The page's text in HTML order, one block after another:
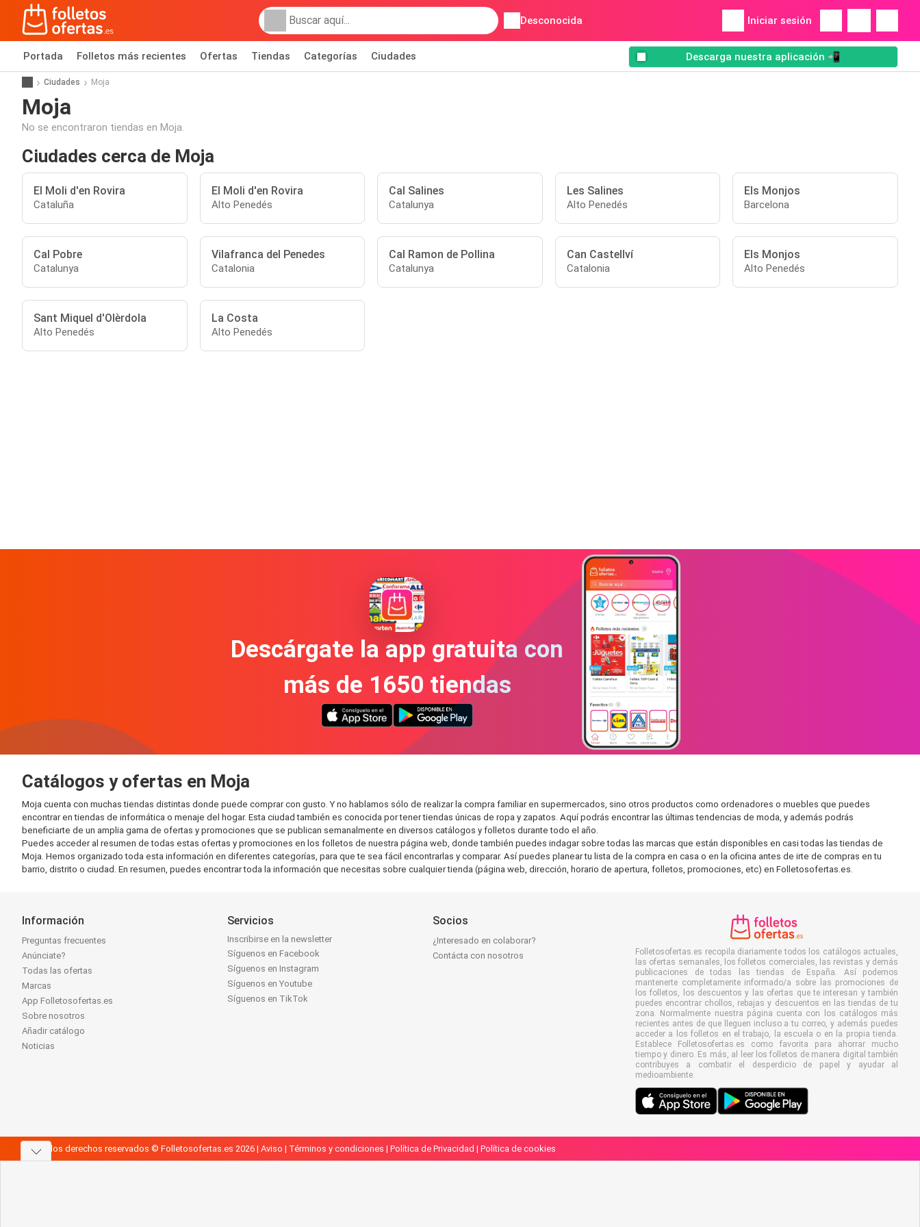
Desconocida Iniciar sesión
Portada Folletos más recientes Ofertas Tiendas Categorías Ciudades Descarga nuestra aplicación 📲
Ciudades Moja
Moja
No se encontraron tiendas en Moja.
Ciudades cerca de Moja
El Moli d'en Rovira
Cataluña
El Moli d'en Rovira
Alto Penedés
Cal Salines
Catalunya
Les Salines
Alto Penedés
Els Monjos
Barcelona
Cal Pobre
Catalunya
Vilafranca del Penedes
Catalonia
Cal Ramon de Pollina
Catalunya
Can Castellví
Catalonia
Els Monjos
Alto Penedés
Sant Miquel d'Olèrdola
Alto Penedés
La Costa
Alto Penedés
Descárgate la app gratuita con
más de 1650 tiendas
Catálogos y ofertas en Moja
Moja cuenta con muchas tiendas distintas donde puede comprar con gusto. Y no hablamos sólo de realizar la compra familiar en supermercados, sino otros productos como ordenadores o muebles que puedes
encontrar en tiendas de informática o menaje del hogar. Esta ciudad también es conocida por tener tiendas únicas de ropa y zapatos. Aquí podrás encontrar las últimas tendencias de moda, y además podrás
beneficiarte de un amplia gama de ofertas y promociones que se publican semanalmente en diversos catálogos y folletos durante todo el año.
Puedes acceder al resumen de todas estas ofertas y promociones en los folletos de nuestra página web, donde también puedes indagar sobre todas las marcas que están disponibles en casi todas las tiendas de
Moja. Hemos organizado toda esta información en diferentes categorías, para que te sea fácil encontrarlas y comparar. Así puedes planear tu lista de la compra en casa o en la oficina antes de irte de compras en tu
barrio, distrito o ciudad. En resumen, puedes encontrar toda la información que necesitas sobre cualquier tienda (página web, dirección, horario de apertura, folletos, promociones, etc) en Folletosofertas.es.
Información
Preguntas frecuentes
Anúnciate?
Todas las ofertas
Marcas
App Folletosofertas.es
Sobre nosotros
Añadir catálogo
Noticias
Servicios
Inscribirse en la newsletter
Síguenos en Facebook
Síguenos en Instagram
Síguenos en Youtube
Síguenos en TikTok
Socios
¿Interesado en colaborar?
Contácta con nosotros
Folletosofertas.es recopila diariamente todos los catálogos actuales,
las ofertas semanales, los folletos comerciales, las revistas y demás
publicaciones de todas las tiendas de España. Así podemos
mantenerte completamente informado/a sobre las promociones de
los folletos, los descuentos y las ofertas que te interesan y también
puedes encontrar chollos, rebajas y descuentos en las tiendas de tu
zona. Normalmente nuestra página cuenta con los catálogos más
recientes antes de que lleguen incluso a tu correo, y además puedes
acceder a los folletos en el trabajo, la escuela o en la propia tienda.
Establece Folletosofertas.es como favorita para ahorrar mucho
tiempo y dinero. Es más, al leer los folletos de manera digital también
contribuyes a combatir el desperdicio de papel y ayudar al
medioambiente.
Todos los derechos reservados © Folletosofertas.es 2026 | Aviso | Términos y condiciones | Política de Privacidad | Política de cookies